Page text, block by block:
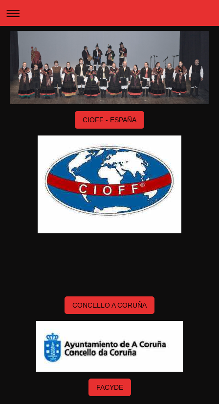
CIOFF - ESPAÑA
CONCELLO A CORUÑA
FACYDE